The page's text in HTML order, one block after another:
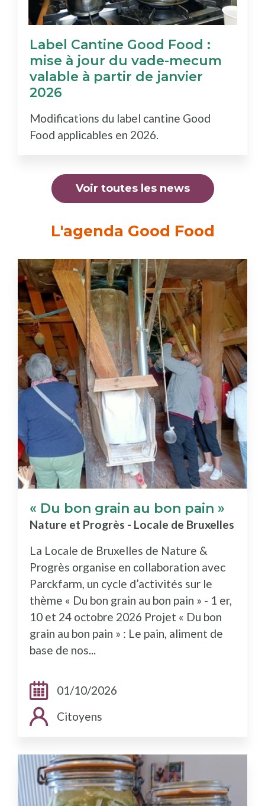
Label Cantine Good Food :
mise à jour du vade-mecum
valable à partir de janvier
2026
Modifications du label cantine Good
Food applicables en 2026.
Voir toutes les news
L'agenda Good Food
« Du bon grain au bon pain »
Nature et Progrès - Locale de Bruxelles
La Locale de Bruxelles de Nature &
Progrès organise en collaboration avec
Parckfarm, un cycle d’activités sur le
thème « Du bon grain au bon pain » - 1 er,
10 et 24 octobre 2026 Projet « Du bon
grain au bon pain » : Le pain, aliment de
base de nos...
Dates:01/10/2026
Public cible:
Citoyens